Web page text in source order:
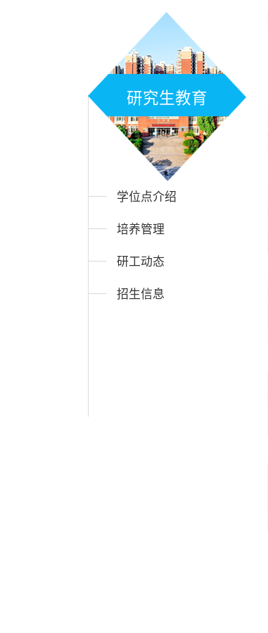
研究生教育
学位点介绍
培养管理
研工动态
招生信息